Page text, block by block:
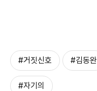
#거짓신호 #김동완
#자기의